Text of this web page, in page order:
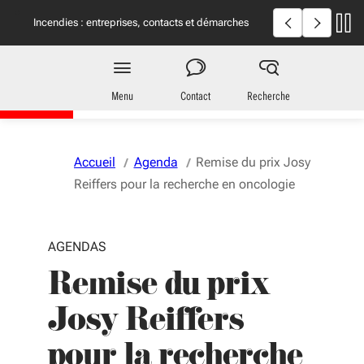
Incendies : entreprises, contacts et démarches
Incendies en
utiles
Entreprises
en Nouvelle-Aquitaine
Menu Contact Recherche
Accueil Agenda
Remise du prix Josy
Reiffers pour la recherche en oncologie
AGENDAS
Remise du prix
Josy Reiffers